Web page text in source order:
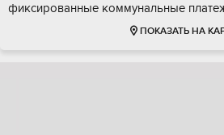
фикcировaнныe коммунaльные
ПОКАЗАТЬ НА